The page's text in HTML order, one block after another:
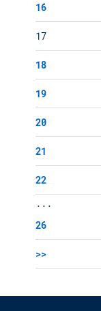
16
17
18
19
20
21
22
...
26
>>